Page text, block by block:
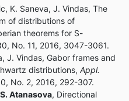
K. Saneva, J. Vindas, The
of distributions of
theorems for S-
No. 11, 2016, 3047-3061.
J. Vindas, Gabor frames and
distributions, Appl.
No. 2, 2016, 292-307.
S. Atanasova, Directional